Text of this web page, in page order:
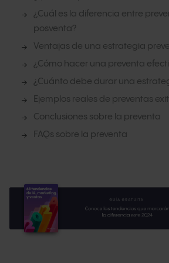
¿Cuál es la diferencia entre
posventa?
Ventajas de una estrategia
¿Cómo hacer una preventa
¿Cuánto debe durar una
Ejemplos reales de preventas
Conclusiones sobre la preventa
FAQs sobre la preventa